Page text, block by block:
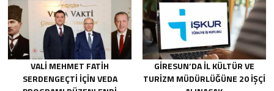
VALI MEHMET FATIH
SERDENGEÇTI İÇIN VEDA
GIRESUN’DA İL KÜLTÜR VE
TURIZM MÜDÜRLÜĞÜNE 20 İŞÇI